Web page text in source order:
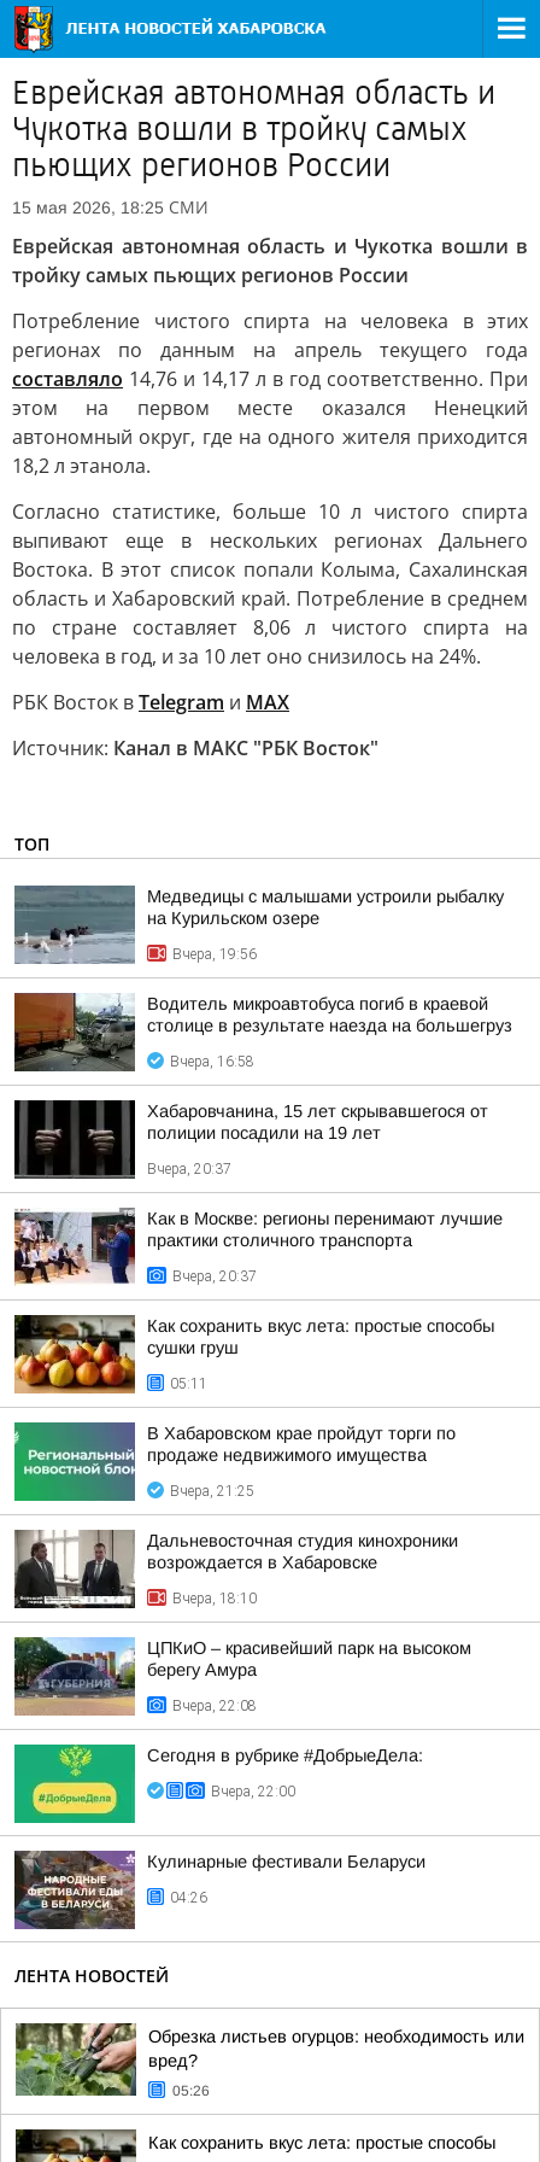
Еврейская автономная область и
Чукотка вошли в тройку самых
пьющих регионов России
15 мая 2026, 18:25 СМИ
Еврейская автономная область и Чукотка вошли в
тройку самых пьющих регионов России
Потребление чистого спирта на человека в этих
регионах по данным на апрель текущего года
составляло 14,76 и 14,17 л в год соответственно. При
этом на первом месте оказался Ненецкий
автономный округ, где на одного жителя приходится
18,2 л этанола.
Согласно статистике, больше 10 л чистого спирта
выпивают еще в нескольких регионах Дальнего
Востока. В этот список попали Колыма, Сахалинская
область и Хабаровский край. Потребление в среднем
по стране составляет 8,06 л чистого спирта на
человека в год, и за 10 лет оно снизилось на 24%.
РБК Восток вTelegram и MAX
Источник: Канал в МАКС "РБК Восток"
ТОП
Медведицы с малышами устроили рыбалку
на Курильском озере
Вчера, 19:56
Водитель микроавтобуса погиб в краевой
столице в результате наезда на большегруз
Вчера, 16:58
Хабаровчанина, 15 лет скрывавшегося от
полиции посадили на 19 лет
Вчера, 20:37
Как в Москве: регионы перенимают лучшие
практики столичного транспорта
Вчера, 20:37
Как сохранить вкус лета: простые способы
сушки груш
05:11
В Хабаровском крае пройдут торги по
продаже недвижимого имущества
Вчера, 21:25
Дальневосточная студия кинохроники
возрождается в Хабаровске
Вчера, 18:10
ЦПКиО – красивейший парк на высоком
берегу Амура
Вчера, 22:08
Сегодня в рубрике #ДобрыеДела:
Вчера, 22:00
Кулинарные фестивали Беларуси
04:26
ЛЕНТА НОВОСТЕЙ
Обрезка листьев огурцов: необходимость или
вред?
05:26
Как сохранить вкус лета: простые способы